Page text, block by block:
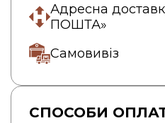
Адресна
ПОШТА»
Самовивіз
СПОСОБИ